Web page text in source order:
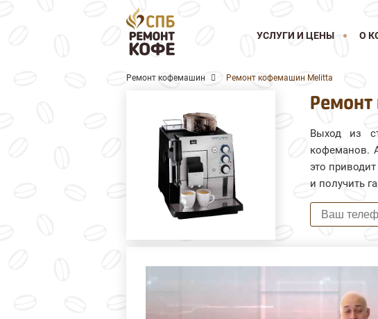
УСЛУГИ И ЦЕНЫ О
Ремонт кофемашин Ремонт кофемашин Melitta
Выход из
кофеманов.
это
и получить